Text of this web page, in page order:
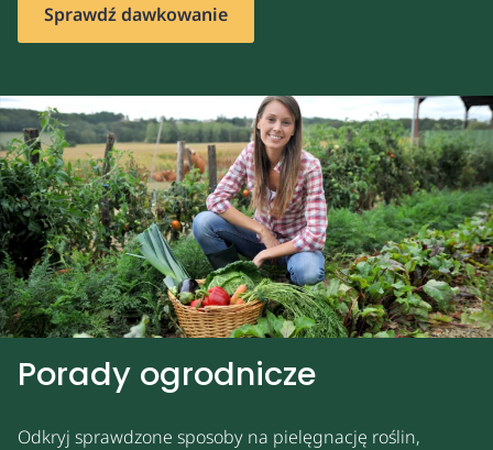
Sprawdź dawkowanie
Porady ogrodnicze
Odkryj sprawdzone sposoby na pielęgnację roślin,